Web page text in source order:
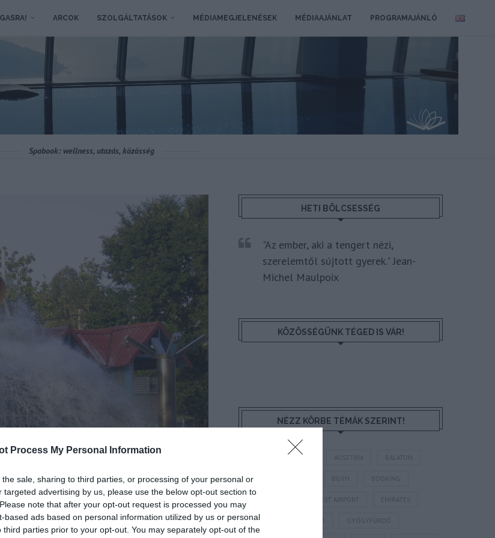
Process My Personal Information
sale, sharing to third parties, or processing of your personal or
targeted advertising by us, please use the below opt-out section to
note that after your opt-out request is processed you may
based ads based on personal information utilized by us or personal
third parties prior to your opt-out. You may separately opt-out of the
ARCOK SZOLGÁLTATÁSOK MÉDIAMEGJELENÉSEK MÉDIAAJÁNLAT PROGRAMAJÁNLÓ
Spabook: wellness, utazás, közösség
HETI BÖLCSESSÉG
"Az ember, aki a tengert nézi,
szerelemtől sújtott gyerek." Jean-
Michel Maulpoix
KÖZÖSSÉGÜNK TÉGED IS VÁR!
NÉZZ KÖRBE TÉMÁK SZERINT!
AUSZTRIA BALATON
BELFÖLDI TURIZMUS BGYH BOOKING
BUDAPEST AIRPORT EMIRATES
FEJLESZTÉS GYÓGYFÜRDŐ